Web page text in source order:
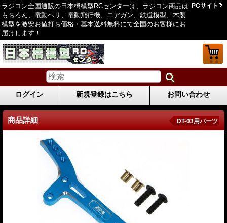
ラジコン全国通販の日本橋模型RCセンターは、ラジコン商品は
もちろん、電動ヘリ、電動飛行機、エアガン、鉄道模型、木製
模型を激安お値打ち価格・基本送料無料にて全国のお客様にお
届けします！
PCサイト
ログイン 新規登録はこちら お問い合わせ
商品詳細 DT-03用パーツ